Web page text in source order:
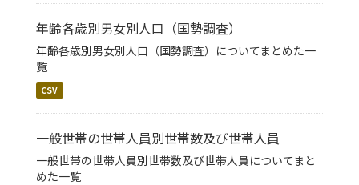
年齢各歳別男女別人口（国勢調査）
年齢各歳別男女別人口（国勢調査）についてまとめた一
覧
CSV
一般世帯の世帯人員別世帯数及び世帯人員
一般世帯の世帯人員別世帯数及び世帯人員についてまと
めた一覧